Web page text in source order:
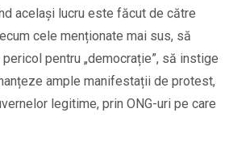
același lucru este făcut de către
cele menționate mai sus, să
pentru „democrație”, să instige
ample manifestații de protest,
legitime, prin ONG-uri pe care